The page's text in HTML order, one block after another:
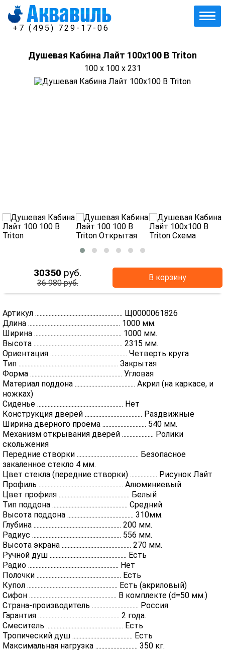
+7 (495) 729-17-06
Душевая Кабина Лайт 100х100 В Triton
100 x 100 x 231
30350 руб.
36 980 руб.
В корзину
Артикул .......................................................... Щ0000061826
Длина ............................................................. 1000 мм.
Ширина .......................................................... 1000 мм.
Высота ........................................................... 2315 мм.
Ориентация ................................................... Четверть круга
Тип .................................................................. Закрытая
Форма ............................................................. Угловая
Материал поддона ........................................ Акрил (на каркасе, и
ножках)
Сиденье ......................................................... Нет
Конструкция дверей ...................................... Раздвижные
Ширина дверного проема ............................. 540 мм.
Механизм открывания дверей ..................... Ролики
скольжения
Передние створки ......................................... Безопасное
закаленное стекло 4 мм.
Цвет стекла (передние створки) .................. Рисунок Лайт
Профиль ........................................................ Алюминиевый
Цвет профиля ............................................... Белый
Тип поддона .................................................. Средний
Высота поддона ............................................ 310мм.
Глубина .......................................................... 200 мм.
Радиус ........................................................... 556 мм.
Высота экрана .............................................. 270 мм.
Ручной душ ................................................... Есть
Радио ............................................................ Нет
Полочки ........................................................ Есть
Купол ............................................................ Есть (акриловый)
Сифон .......................................................... В комплекте (d=50 мм.)
Страна-производитель ............................... Россия
Гарантия ...................................................... 2 года.
Смеситель ................................................... Есть
Тропический душ ........................................ Есть
Максимальная нагрузка ............................ 350 кг.